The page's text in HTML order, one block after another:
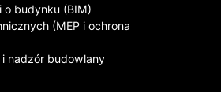
o budynku (BIM)
(MEP i ochrona
nadzór budowlany